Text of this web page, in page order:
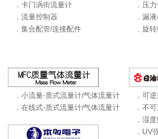
．卡门涡街流量计
．流量控制器
．集合配管/连接配件
．压
．漏
．旋
．小流量-质式流量计/气体流量计
．在线式-质式流量计/气体流量计
．可
．不
．湿
．UV